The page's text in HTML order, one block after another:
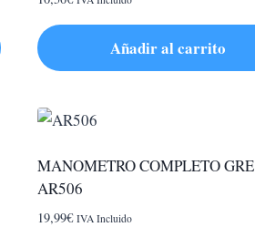
Añadir al carrito
MANOMETRO COMPLETO GRE
AR506
19,99€ IVA Incluido